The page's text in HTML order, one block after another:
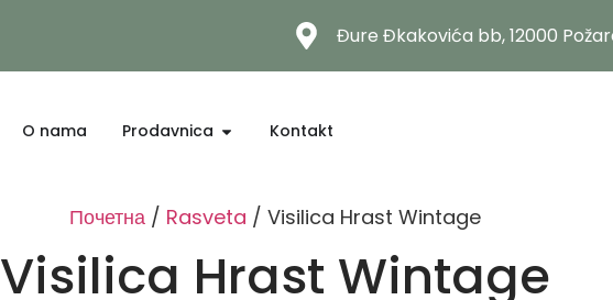
Đure Đkakovića bb, 12000
O nama Prodavnica Kontakt
Почетна / Rasveta / Visilica Hrast Wintage
Visilica Hrast Wintage